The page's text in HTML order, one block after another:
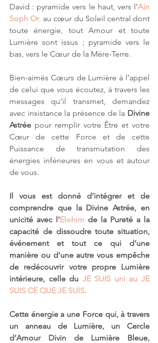
David : pyramide vers le haut, vers l’Ain
Soph Or, au cœur du Soleil central dont
toute énergie, tout Amour et toute
Lumière sont issus ; pyramide vers le
bas, vers le Cœur de la Mère-Terre.
Bien-aimés Cœurs de Lumière à l’appel
de celui que vous écoutez, à travers les
messages qu’il transmet, demandez
avec insistance la présence de la Divine
Astrée pour remplir votre Être et votre
Cœur de cette Force et de cette
Puissance de transmutation des
énergies inférieures en vous et autour
de vous.
Il vous est donné d’intégrer et de
comprendre que la Divine Astrée, en
unicité avec l’Elohim de la Pureté a la
capacité de dissoudre toute situation,
événement et tout ce qui d’une
manière ou d’une autre vous empêche
de redécouvrir votre propre Lumière
intérieure, celle du JE SUIS uni au JE
SUIS CE QUE JE SUIS.
Cette énergie a une Force qui, à travers
un anneau de Lumière, un Cercle
d’Amour Divin de Lumière Bleue,